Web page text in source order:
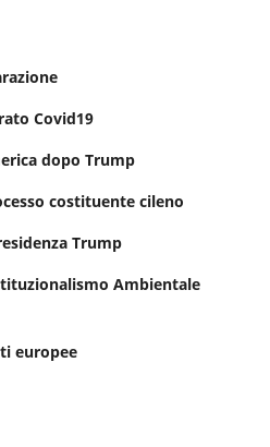
Covid19
dopo Trump
costituente cileno
Trump
Ambientale
europee